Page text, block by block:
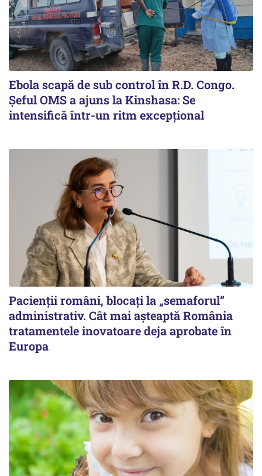
Ebola scapă de sub control în R.D. Congo.
Șeful OMS a ajuns la Kinshasa: Se
intensifică într-un ritm excepţional
Pacienții români, blocați la „semaforul”
administrativ. Cât mai așteaptă România
tratamentele inovatoare deja aprobate în
Europa